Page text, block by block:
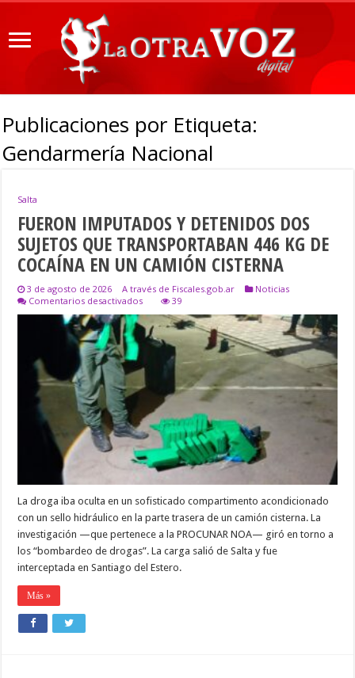
Publicaciones por Etiqueta:
Gendarmería Nacional
Salta
FUERON IMPUTADOS Y DETENIDOS DOS
SUJETOS QUE TRANSPORTABAN 446 KG DE
COCAÍNA EN UN CAMIÓN CISTERNA
3 de agosto de 2026 A través de Fiscales.gob.ar
Noticias
Comentarios desactivadosen
FUERON
IMPUTADOS
Y
DETENIDOS
SUJETOS
QUE
TRANSPORTABAN
446
KG
DE
COCAÍNA
EN
UN
39
La droga iba oculta en un sofisticado compartimento acondicionado
con un sello hidráulico en la parte trasera de un camión cisterna. La
investigación —que pertenece a la PROCUNAR NOA— giró en torno a
los “bombardeo de drogas”. La carga salió de Salta y fue
interceptada en Santiago del Estero.
Más »